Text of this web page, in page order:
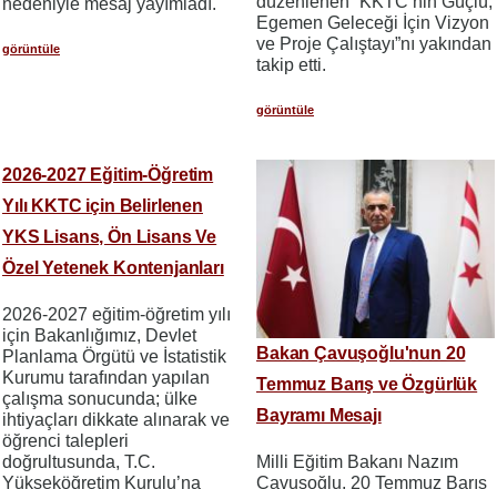
görüntüle
Egemen Geleceği İçin Vizyon
ve Proje Çalıştayı”nı yakından
takip etti.
görüntüle
2026-2027 Eğitim-Öğretim
Yılı KKTC için Belirlenen
YKS Lisans, Ön Lisans Ve
Özel Yetenek Kontenjanları
2026-2027 eğitim-öğretim yılı
için Bakanlığımız, Devlet
Planlama Örgütü ve İstatistik
Kurumu tarafından yapılan
çalışma sonucunda; ülke
ihtiyaçları dikkate alınarak ve
öğrenci talepleri
doğrultusunda, T.C.
Yükseköğretim Kurulu’na
Bakan Çavuşoğlu'nun 20
Temmuz Barış ve Özgürlük
Bayramı Mesajı
Milli Eğitim Bakanı Nazım
Çavuşoğlu, 20 Temmuz Barış